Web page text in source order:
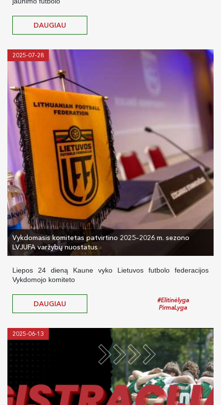
DAUGIAU
2025-07-28
Vykdomasis komitetas patvirtino 2025–2026 m. sezono
LVJUFA varžybų nuostatus
Liepos 24 dieną Kaune vyko Lietuvos futbolo federacijos
Vykdomojo komiteto
DAUGIAU
#Elitinėlyga
PirmaLyga
2025-06-13